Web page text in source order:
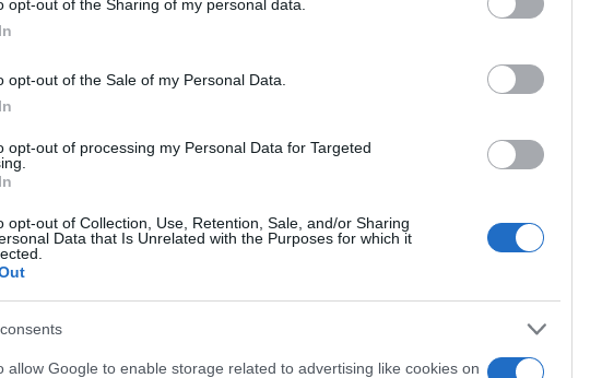
opt-out of the Sharing of my personal data.
opt-out of the Sale of my Personal Data.
opt-out of processing my Personal Data for Targeted
opt-out of Collection, Use, Retention, Sale, and/or Sharing
Data that Is Unrelated with the Purposes for which it
allow Google to enable storage related to advertising like cookies on
segnato il gossip
trasformandosi in veri e propri eventi
rivalità traMadonnaeLady Gaga, che ha
della musica pop. Madonna ha criticato
risposto sostenendo di rispettare sempre la
discussioni più ampie sull’originalità